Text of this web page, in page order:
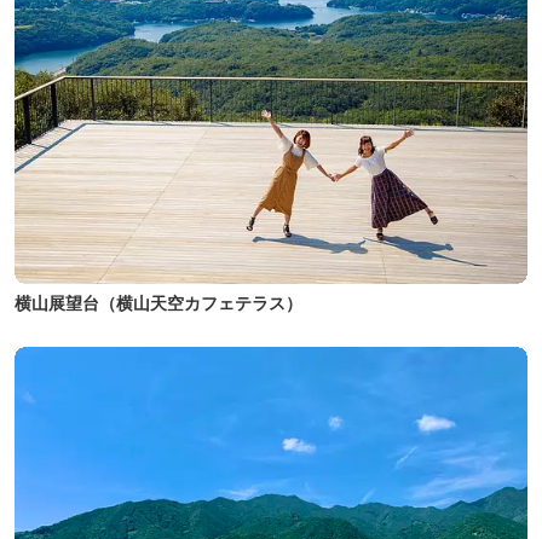
横山展望台（横山天空カフェテラス）